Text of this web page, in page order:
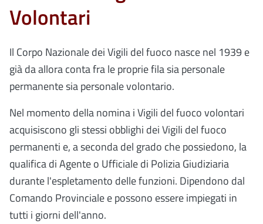
Volontari
Il Corpo Nazionale dei Vigili del fuoco nasce nel 1939 e
già da allora conta fra le proprie fila sia personale
permanente sia personale volontario.
Nel momento della nomina i Vigili del fuoco volontari
acquisiscono gli stessi obblighi dei Vigili del fuoco
permanenti e, a seconda del grado che possiedono, la
qualifica di Agente o Ufficiale di Polizia Giudiziaria
durante l'espletamento delle funzioni. Dipendono dal
Comando Provinciale e possono essere impiegati in
tutti i giorni dell'anno.